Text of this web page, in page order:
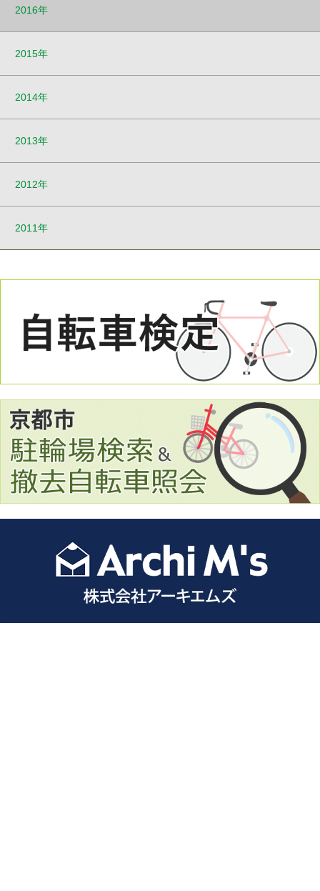
2016年
2015年
2014年
2013年
2012年
2011年